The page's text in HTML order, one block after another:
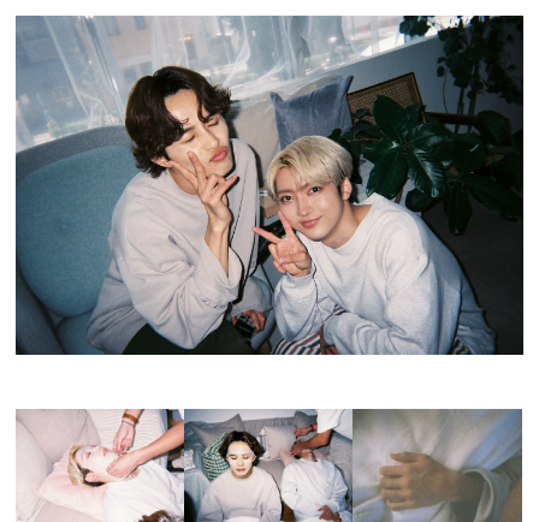
カフェ・グルメ
エンタメ
ライフスタイル
プレゼント
インタビュー
Emoメン